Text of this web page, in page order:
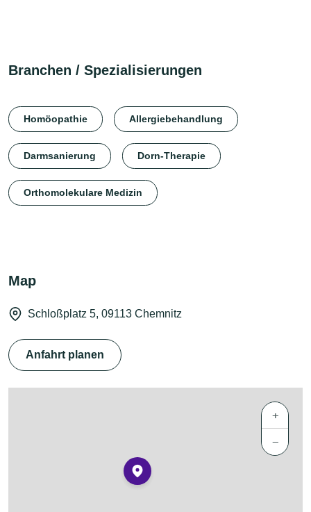
Branchen / Spezialisierungen
Homöopathie Allergiebehandlung
Darmsanierung Dorn-Therapie
Orthomolekulare Medizin
Map
Schloßplatz 5, 09113 Chemnitz
Anfahrt planen
+
−